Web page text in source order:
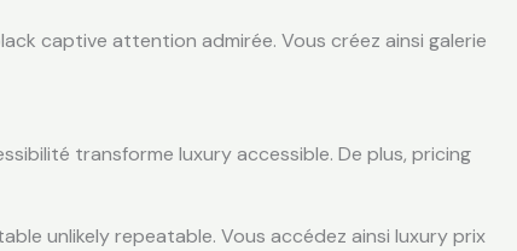
captive attention admirée. Vous créez ainsi galerie
transforme luxury accessible. De plus, pricing
unlikely repeatable. Vous accédez ainsi luxury prix